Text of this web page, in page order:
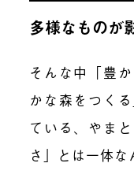
多様なものが
そんな中「豊
かな森をつく
ている、やま
さ」とは一体な